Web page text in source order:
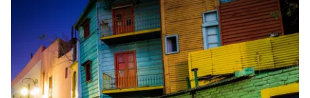
Folytassa e-mailben